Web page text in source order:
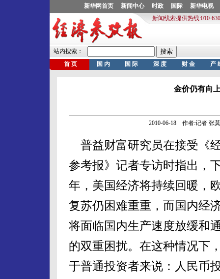
金价仍有向
2010-06-18 作者:记者 张
普益财富研究员在接受《
参考报》记者专访时指出，
年，美国经济将持续回暖，
复苏仍困难重重，而国内经
将面临国内生产速度放缓和
的双重困扰。在这种情况下
于普通投资者来说：人民币